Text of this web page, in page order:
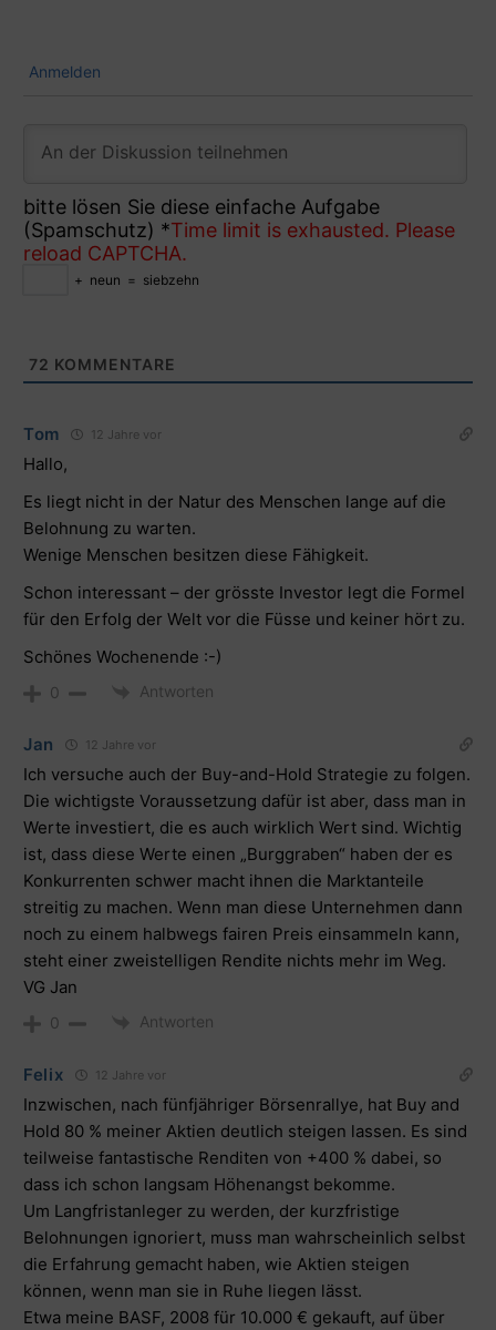
Anmelden
bitte lösen Sie diese einfache Aufgabe
(Spamschutz) *Time limit is exhausted. Please
reload CAPTCHA.
+ neun = siebzehn
72 KOMMENTARE
Tom 12 Jahre vor
Hallo,
Es liegt nicht in der Natur des Menschen lange auf die
Belohnung zu warten.
Wenige Menschen besitzen diese Fähigkeit.
Schon interessant – der grösste Investor legt die Formel
für den Erfolg der Welt vor die Füsse und keiner hört zu.
Schönes Wochenende :-)
0 Antworten
Jan 12 Jahre vor
Ich versuche auch der Buy-and-Hold Strategie zu folgen.
Die wichtigste Voraussetzung dafür ist aber, dass man in
Werte investiert, die es auch wirklich Wert sind. Wichtig
ist, dass diese Werte einen „Burggraben“ haben der es
Konkurrenten schwer macht ihnen die Marktanteile
streitig zu machen. Wenn man diese Unternehmen dann
noch zu einem halbwegs fairen Preis einsammeln kann,
steht einer zweistelligen Rendite nichts mehr im Weg.
VG Jan
0 Antworten
Felix 12 Jahre vor
Inzwischen, nach fünfjähriger Börsenrallye, hat Buy and
Hold 80 % meiner Aktien deutlich steigen lassen. Es sind
teilweise fantastische Renditen von +400 % dabei, so
dass ich schon langsam Höhenangst bekomme.
Um Langfristanleger zu werden, der kurzfristige
Belohnungen ignoriert, muss man wahrscheinlich selbst
die Erfahrung gemacht haben, wie Aktien steigen
können, wenn man sie in Ruhe liegen lässt.
Etwa meine BASF, 2008 für 10.000 € gekauft, auf über